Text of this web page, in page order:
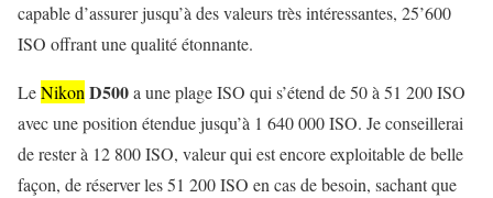
capable d’assurer jusqu’à des valeurs très intéressantes, 25’600
ISO offrant une qualité étonnante.
LeNikonD500a une plage ISO qui s’étend de 50 à 51 200 ISO
avec une position étendue jusqu’à 1 640 000 ISO. Je conseillerai
de rester à 12 800 ISO, valeur qui est encore exploitable de belle
façon, de réserver les 51 200 ISO en cas de besoin, sachant que